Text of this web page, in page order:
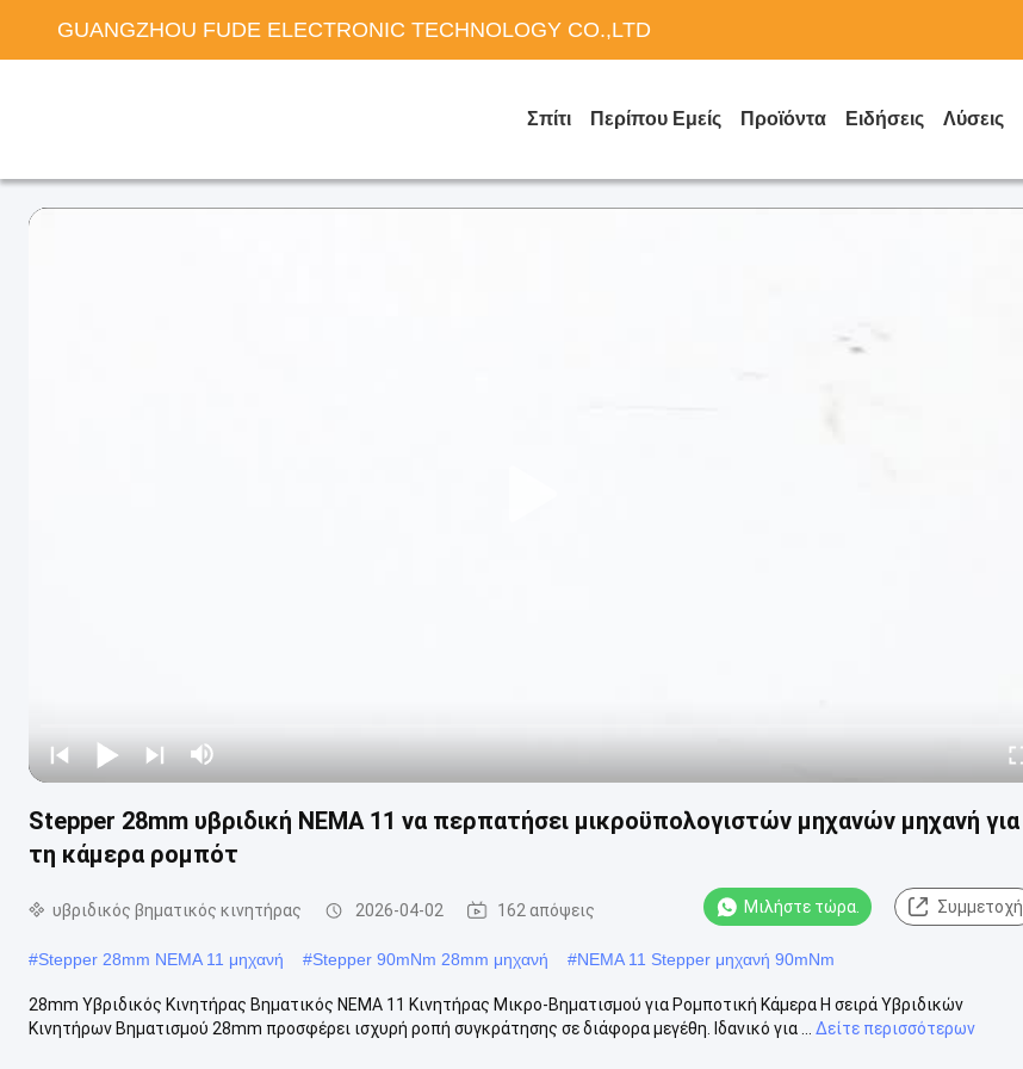
GUANGZHOU FUDE ELECTRONIC TECHNOLOGY CO.,LTD
Σπίτι Περίπου Εμείς Προϊόντα Ειδήσεις Λύσεις
Stepper 28mm υβριδική NEMA 11 να περπατήσει μικροϋπολογιστών μηχανών μηχανή για
τη κάμερα ρομπότ
υβριδικός βηματικός κινητήρας 2026-04-02 162 απόψεις Μιλήστε τώρα. Συμμετοχή
#Stepper 28mm NEMA 11 μηχανή #Stepper 90mNm 28mm μηχανή #NEMA 11 Stepper μηχανή 90mNm
28mm Υβριδικός Κινητήρας Βηματικός NEMA 11 Κινητήρας Μικρο-Βηματισμού για Ρομποτική Κάμερα Η σειρά Υβριδικών
Κινητήρων Βηματισμού 28mm προσφέρει ισχυρή ροπή συγκράτησης σε διάφορα μεγέθη. Ιδανικό για ...
Δείτε περισσότερων